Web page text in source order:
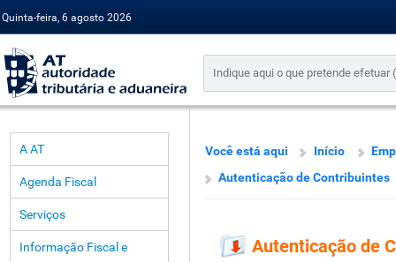
Quinta-feira, 6 agosto 2026
A AT
Agenda Fiscal
Serviços
Informação Fiscal e
Você está aqui Início
Autenticação de Contribuintes
Autenticação de